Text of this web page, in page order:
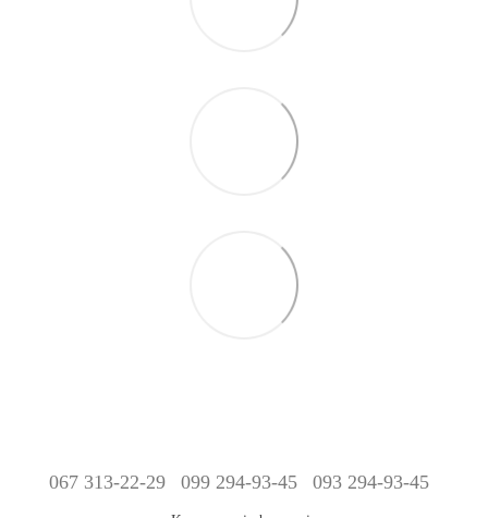
067 313-22-29 099 294-93-45 093 294-93-45